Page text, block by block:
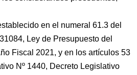
en el numeral 61.3 del
Ley de Presupuesto del
Fiscal 2021, y en los artículos 53
Nº 1440, Decreto Legislativo